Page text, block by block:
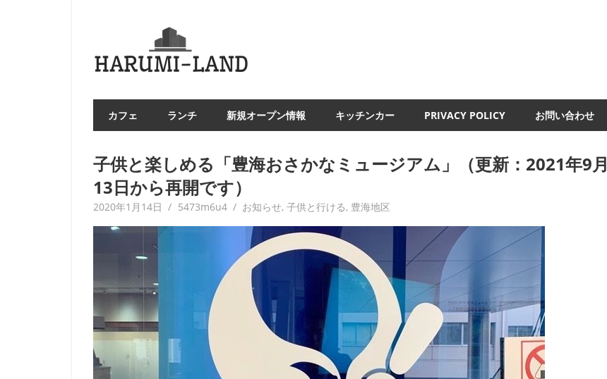
カフェ ランチ 新規オープン情報 キッチンカー PRIVACY POLICY お問い合わせ
子供と楽しめる「豊海おさかなミュージアム」（更新：2021年9月
13日から再開です）
2020年1月14日 5473m6u4 お知らせ,子供と行ける, 豊海地区